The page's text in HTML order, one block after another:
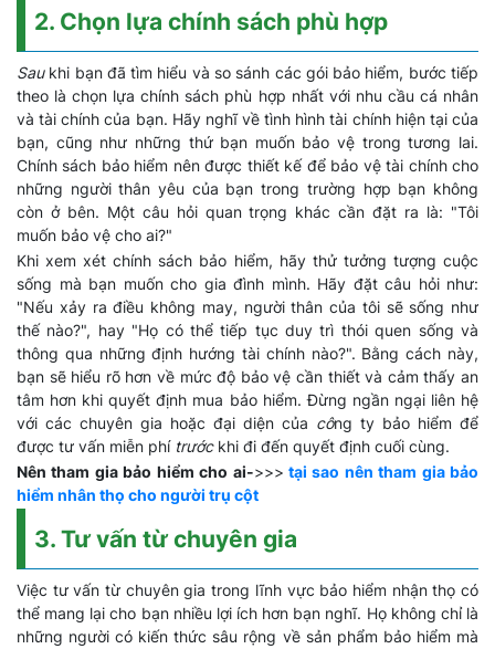
2. Chọn lựa chính sách phù hợp
Sau khi bạn đã tìm hiểu và so sánh các gói bảo hiểm, bước tiếp
theo là chọn lựa chính sách phù hợp nhất với nhu cầu cá nhân
và tài chính của bạn. Hãy nghĩ về tình hình tài chính hiện tại của
bạn, cũng như những thứ bạn muốn bảo vệ trong tương lai.
Chính sách bảo hiểm nên được thiết kế để bảo vệ tài chính cho
những người thân yêu của bạn trong trường hợp bạn không
còn ở bên. Một câu hỏi quan trọng khác cần đặt ra là: "Tôi
muốn bảo vệ cho ai?"
Khi xem xét chính sách bảo hiểm, hãy thử tưởng tượng cuộc
sống mà bạn muốn cho gia đình mình. Hãy đặt câu hỏi như:
"Nếu xảy ra điều không may, người thân của tôi sẽ sống như
thế nào?", hay "Họ có thể tiếp tục duy trì thói quen sống và
thông qua những định hướng tài chính nào?". Bằng cách này,
bạn sẽ hiểu rõ hơn về mức độ bảo vệ cần thiết và cảm thấy an
tâm hơn khi quyết định mua bảo hiểm. Đừng ngần ngại liên hệ
với các chuyên gia hoặc đại diện của công ty bảo hiểm để
được tư vấn miễn phí trước khi đi đến quyết định cuối cùng.
Nên tham gia bảo hiểm cho ai->>> tại sao nên tham gia bảo
hiểm nhân thọ cho người trụ cột
3. Tư vấn từ chuyên gia
Việc tư vấn từ chuyên gia trong lĩnh vực bảo hiểm nhận thọ có
thể mang lại cho bạn nhiều lợi ích hơn bạn nghĩ. Họ không chỉ là
những người có kiến thức sâu rộng về sản phẩm bảo hiểm mà